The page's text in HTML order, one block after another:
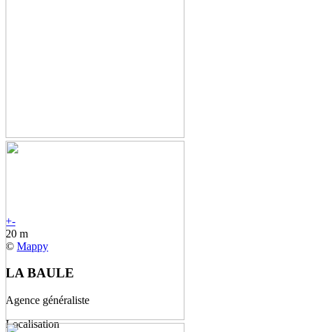
+-
20 m
© Mappy
LA BAULE
Agence généraliste
Localisation